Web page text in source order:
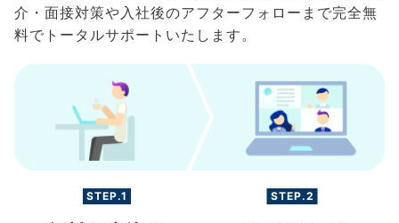
介・面接対策や入社後のアフターフォローまで完全無
料でトータルサポートいたします。
STEP.1 STEP.2